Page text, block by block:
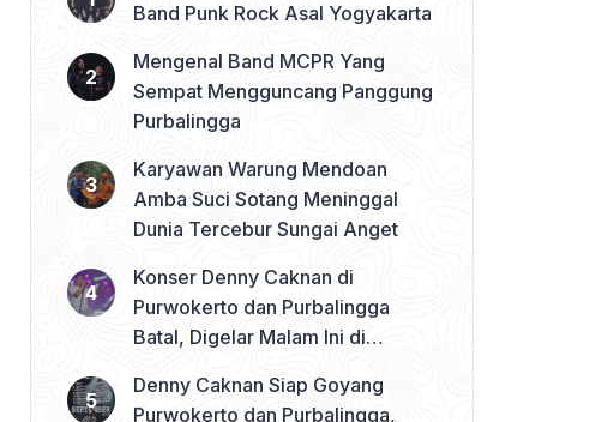
Band Punk Rock Asal Yogyakarta
Mengenal Band MCPR Yang
Sempat Mengguncang Panggung
Purbalingga
Karyawan Warung Mendoan
Amba Suci Sotang Meninggal
Dunia Tercebur Sungai Anget
Konser Denny Caknan di
Purwokerto dan Purbalingga
Batal, Digelar Malam Ini di
Denny Caknan Siap Goyang
Purwokerto dan Purbalingga,